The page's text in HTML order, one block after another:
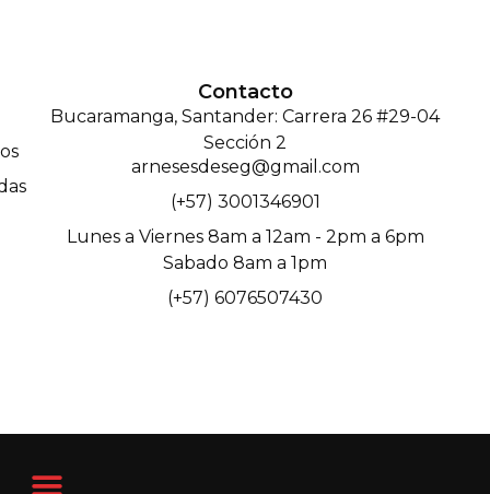
Contacto
Bucaramanga, Santander: Carrera 26 #29-04
Sección 2
arnesesdeseg@gmail.com
(+57) 3001346901
Lunes a Viernes 8am a 12am - 2pm a 6pm
Sabado 8am a 1pm
(+57) 6076507430